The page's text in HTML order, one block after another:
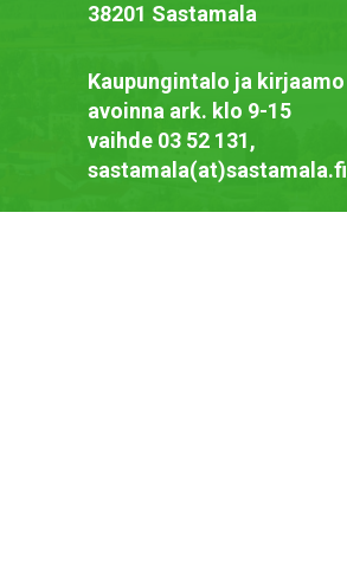
38201 Sastamala
Kaupungintalo ja kirjaamo
avoinna ark. klo 9-15
vaihde 03 52 131,
sastamala(at)sastamala.fi